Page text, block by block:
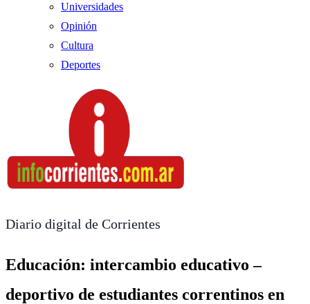
Universidades
Opinión
Cultura
Deportes
Diario digital de Corrientes
Educación: intercambio educativo –
deportivo de estudiantes correntinos en